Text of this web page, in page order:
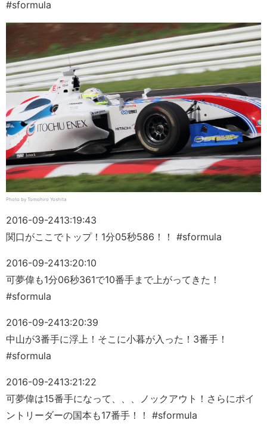
#sformula
Photo by Tomohiro Yoshita
2016-09-2413:19:43
関口がここでトップ！1分05秒586！！ #sformula
2016-09-2413:20:10
可夢偉も1分06秒361で10番手まで上がってきた！
#sformula
2016-09-2413:20:39
中山が3番手に浮上！そこに小暮が入った！3番手！
#sformula
2016-09-2413:21:22
可夢偉は15番手になって、、、ノックアウト！さらにポイ
ントリーダーの国本も17番手！！ #sformula